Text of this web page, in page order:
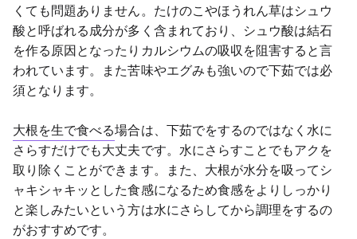
くても問題ありません。たけのこやほうれん草はシュウ
酸と呼ばれる成分が多く含まれており、シュウ酸は結石
を作る原因となったりカルシウムの吸収を阻害すると言
われています。また苦味やエグみも強いので下茹では必
須となります。
大根を生で食べる場合は、下茹でをするのではなく水に
さらすだけでも大丈夫です。水にさらすことでもアクを
取り除くことができます。また、大根が水分を吸ってシ
ャキシャキッとした食感になるため食感をよりしっかり
と楽しみたいという方は水にさらしてから調理をするの
がおすすめです。